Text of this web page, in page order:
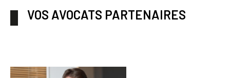
VOS AVOCATS PARTENAIRES